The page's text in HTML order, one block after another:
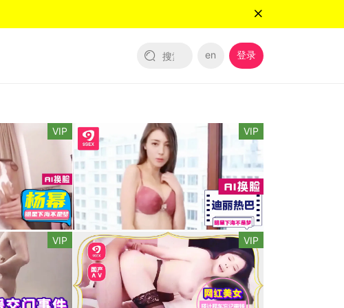
en 登录
VIP VIP
VIP VIP